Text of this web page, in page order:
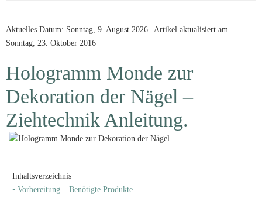
Aktuelles Datum: Sonntag, 9. August 2026 | Artikel aktualisiert am
Sonntag, 23. Oktober 2016
Hologramm Monde zur
Dekoration der Nägel –
Ziehtechnik Anleitung.
Inhaltsverzeichnis
• Vorbereitung – Benötigte Produkte